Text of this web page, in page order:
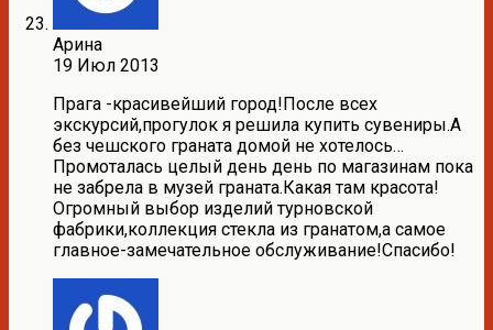
Арина
19 Июл 2013
Прага -красивейший город!После всех
экскурсий,прогулок я решила купить сувениры.А
без чешского граната домой не хотелось…
Промоталась целый день день по магазинам пока
не забрела в музей граната.Какая там красота!
Огромный выбор изделий турновской
фабрики,коллекция стекла из гранатом,а самое
главное-замечательное обслуживание!Спасибо!